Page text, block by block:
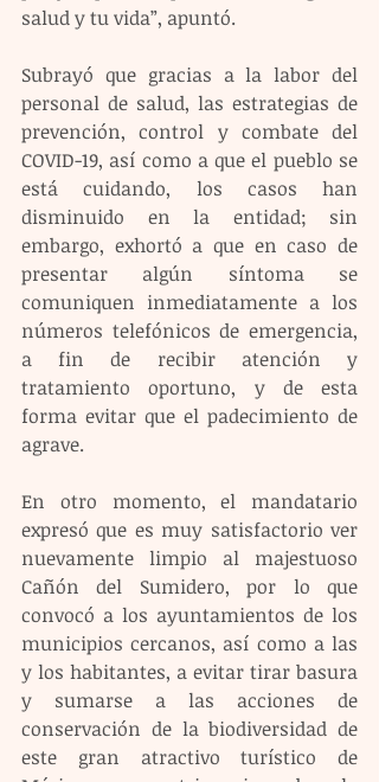
salud y tu vida”, apuntó.
Subrayó que gracias a la labor del
personal de salud, las estrategias de
prevención, control y combate del
COVID-19, así como a que el pueblo se
está cuidando, los casos han
disminuido en la entidad; sin
embargo, exhortó a que en caso de
presentar algún síntoma se
comuniquen inmediatamente a los
números telefónicos de emergencia,
a fin de recibir atención y
tratamiento oportuno, y de esta
forma evitar que el padecimiento de
agrave.
En otro momento, el mandatario
expresó que es muy satisfactorio ver
nuevamente limpio al majestuoso
Cañón del Sumidero, por lo que
convocó a los ayuntamientos de los
municipios cercanos, así como a las
y los habitantes, a evitar tirar basura
y sumarse a las acciones de
conservación de la biodiversidad de
este gran atractivo turístico de